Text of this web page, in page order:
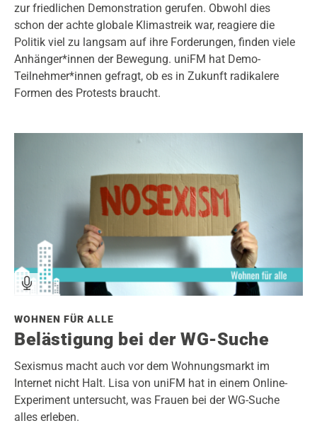
zur friedlichen Demonstration gerufen. Obwohl dies
schon der achte globale Klimastreik war, reagiere die
Politik viel zu langsam auf ihre Forderungen, finden viele
Anhänger*innen der Bewegung. uniFM hat Demo-
Teilnehmer*innen gefragt, ob es in Zukunft radikalere
Formen des Protests braucht.
WOHNEN FÜR ALLE
Belästigung bei der WG-Suche
Sexismus macht auch vor dem Wohnungsmarkt im
Internet nicht Halt. Lisa von uniFM hat in einem Online-
Experiment untersucht, was Frauen bei der WG-Suche
alles erleben.